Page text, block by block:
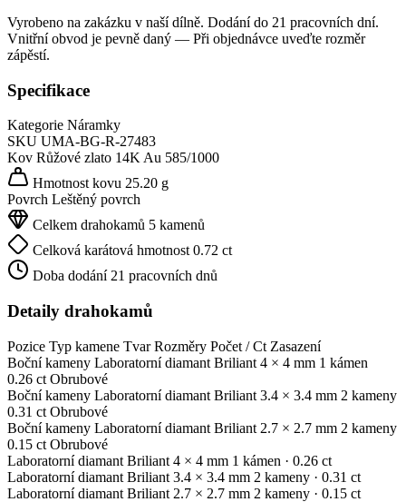
Vyrobeno na zakázku v naší dílně. Dodání do 21 pracovních dní.
Vnitřní obvod je pevně daný — Při objednávce uveďte rozměr
zápěstí.
Specifikace
Kategorie Náramky
SKU UMA-BG-R-27483
Kov Růžové zlato 14KAu 585/1000
Hmotnost kovu 25.20 g
Povrch Leštěný povrch
Celkem drahokamů 5 kamenů
Celková karátová hmotnost 0.72 ct
Doba dodání 21 pracovních dnů
Detaily drahokamů
Pozice Typ kamene Tvar Rozměry Počet / Ct Zasazení
Boční kameny Laboratorní diamant Briliant 4 × 4 mm 1 kámen
0.26 ct Obrubové
Boční kameny Laboratorní diamant Briliant 3.4 × 3.4 mm 2 kameny
0.31 ct Obrubové
Boční kameny Laboratorní diamant Briliant 2.7 × 2.7 mm 2 kameny
0.15 ct Obrubové
Laboratorní diamant Briliant 4 × 4 mm 1 kámen · 0.26 ct
Laboratorní diamant Briliant 3.4 × 3.4 mm 2 kameny · 0.31 ct
Laboratorní diamant Briliant 2.7 × 2.7 mm 2 kameny · 0.15 ct